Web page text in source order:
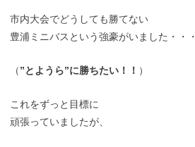
市内大会でどうしても勝てない
豊浦ミニバスという強豪がいました・・・
（”とようら”に勝ちたい！！ ）
これをずっと目標に
頑張っていましたが、